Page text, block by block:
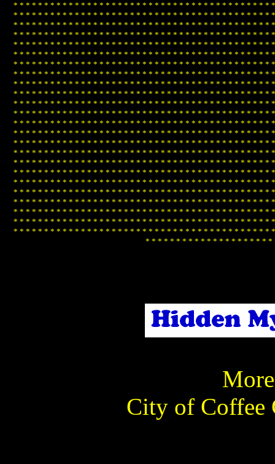
* * * * * * * * * * * * * * * * * * * * * * * * * * * * * * * * * * * * * * * * * *
* * * * * * * * * * * * * * * * * * * * * * * * * * * * * * * * * * * * * * * * * *
* * * * * * * * * * * * * * * * * * * * * * * * * * * * * * * * * * * * * * * * * *
* * * * * * * * * * * * * * * * * * * * * * * * * * * * * * * * * * * * * * * * * *
* * * * * * * * * * * * * * * * * * * * * * * * * * * * * * * * * * * * * * * * * *
* * * * * * * * * * * * * * * * * * * * * * * * * * * * * * * * * * * * * * * * * *
* * * * * * * * * * * * * * * * * * * * * * * * * * * * * * * * * * * * * * * * * *
* * * * * * * * * * * * * * * * * * * * * * * * * * * * * * * * * * * * * * * * * *
* * * * * * * * * * * * * * * * * * * * * * * * * * * * * * * * * * * * * * * * * *
* * * * * * * * * * * * * * * * * * * * * * * * * * * * * * * * * * * * * * * * * *
* * * * * * * * * * * * * * * * * * * * * * * * * * * * * * * * * * * * * * * * * *
* * * * * * * * * * * * * * * * * * * * * * * * * * * * * * * * * * * * * * * * * *
* * * * * * * * * * * * * * * * * * * * * * * * * * * * * * * * * * * * * * * * * *
* * * * * * * * * * * * * * * * * * * * * * * * * * * * * * * * * * * * * * * * * *
* * * * * * * * * * * * * * * * * * * * * * * * * * * * * * * * * * * * * * * * * *
* * * * * * * * * * * * * * * * * * * * * * * * * * * * * * * * * * * * * * * * * *
* * * * * * * * * * * * * * * * * * * * * * * * * * * * * * * * * * * * * * * * * *
* * * * * * * * * * * * * * * * * * * * * * * * * * * * * * * * * * * * * * * * * *
* * * * * * * * * * * * * * * * * * * * * * * * * * * * * * * * * * * * * * * * * *
* * * * * * * * * * * * * * * * * * * * * * * * * * * * * * * * * * * * * * * * * *
* * * * * * * * * * * * * * * * * * * * * * * * * * * * * * * * * * * * * * * * * *
* * * * * * * * * * * * * * * * * * * * * * * * * * * * * * * * * * * * * * * * * *
* * * * * * * * * * * * * * * * * * * * * * * * * * * * * * * * * * * * * * * * * *
* * * * * * * * * * * * * * * * * * * * * * * * * * * * * * * * * * * * * * * * * *
* * * * * * * * * * * * * * * * * * * * *
City of Coffee